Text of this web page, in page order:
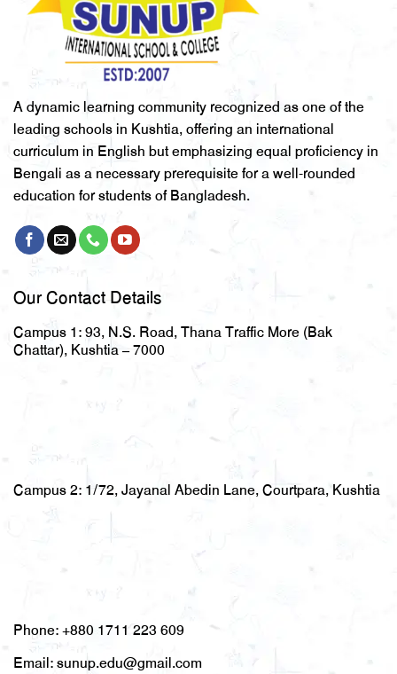
A dynamic learning community recognized as one of the
leading schools in Kushtia, offering an international
curriculum in English but emphasizing equal proficiency in
Bengali as a necessary prerequisite for a well-rounded
education for students of Bangladesh.
Our Contact Details
Campus 1:93, N.S. Road, Thana Traffic More (Bak
Chattar), Kushtia – 7000
Campus 2: 1/72, Jayanal Abedin Lane, Courtpara, Kushtia
Phone:+880 1711 223 609
Email:sunup.edu@gmail.com